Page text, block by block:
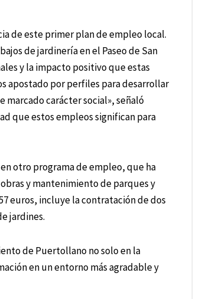
de este primer plan de empleo local.
de jardinería en el Paseo de San
y la impacto positivo que estas
apostado por perfiles para desarrollar
marcado carácter social», señaló
que estos empleos significan para
otro programa de empleo, que ha
y mantenimiento de parques y
euros, incluye la contratación de dos
jardines.
de Puertollano no solo en la
en un entorno más agradable y